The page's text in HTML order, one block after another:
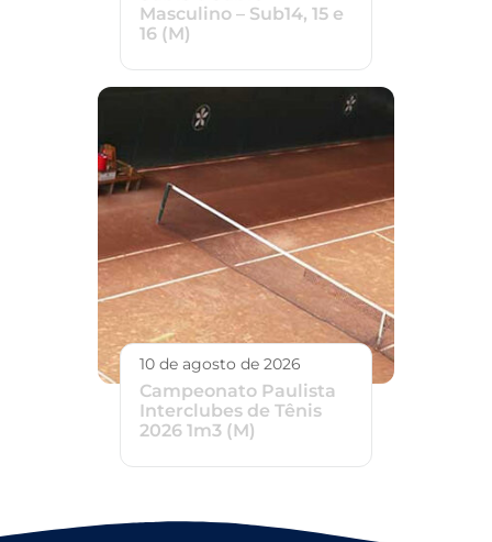
Masculino – Sub14, 15 e
16 (M)
10 de agosto de 2026
Campeonato Paulista
Interclubes de Tênis
2026 1m3 (M)